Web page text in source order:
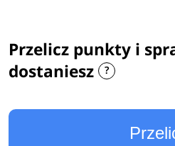
Przelicz punkty i
dostaniesz